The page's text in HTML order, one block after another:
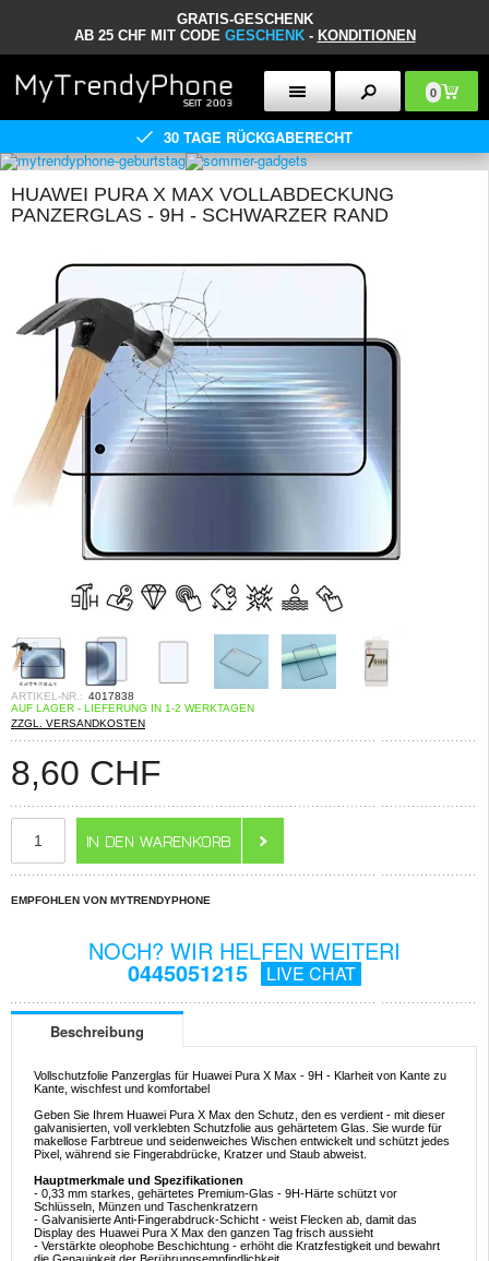
GRATIS-GESCHENK
AB 25 CHF MIT CODE GESCHENK- KONDITIONEN
0
30 TAGE RÜCKGABERECHT
HUAWEI PURA X MAX VOLLABDECKUNG
PANZERGLAS - 9H - SCHWARZER RAND
ARTIKEL-NR.: 4017838
AUF LAGER - LIEFERUNG IN 1-2 WERKTAGEN
ZZGL. VERSANDKOSTEN
8,60 CHF
EMPFOHLEN VON MYTRENDYPHONE
NOCH? WIR HELFEN WEITERI
0445051215 LIVE CHAT
Beschreibung
Vollschutzfolie Panzerglas für Huawei Pura X Max - 9H - Klarheit von Kante zu
Kante, wischfest und komfortabel
Geben Sie Ihrem Huawei Pura X Max den Schutz, den es verdient - mit dieser
galvanisierten, voll verklebten Schutzfolie aus gehärtetem Glas. Sie wurde für
makellose Farbtreue und seidenweiches Wischen entwickelt und schützt jedes
Pixel, während sie Fingerabdrücke, Kratzer und Staub abweist.
Hauptmerkmale und Spezifikationen
- 0,33 mm starkes, gehärtetes Premium-Glas - 9H-Härte schützt vor
Schlüsseln, Münzen und Taschenkratzern
- Galvanisierte Anti-Fingerabdruck-Schicht - weist Flecken ab, damit das
Display des Huawei Pura X Max den ganzen Tag frisch aussieht
- Verstärkte oleophobe Beschichtung - erhöht die Kratzfestigkeit und bewahrt